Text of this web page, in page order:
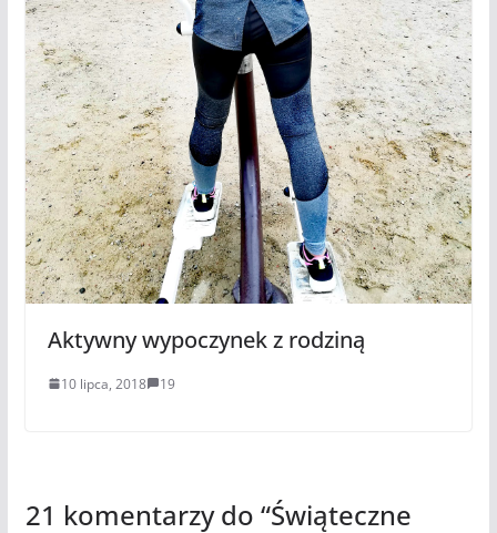
Aktywny wypoczynek z rodziną
10 lipca, 2018 19
21 komentarzy do “Świąteczne